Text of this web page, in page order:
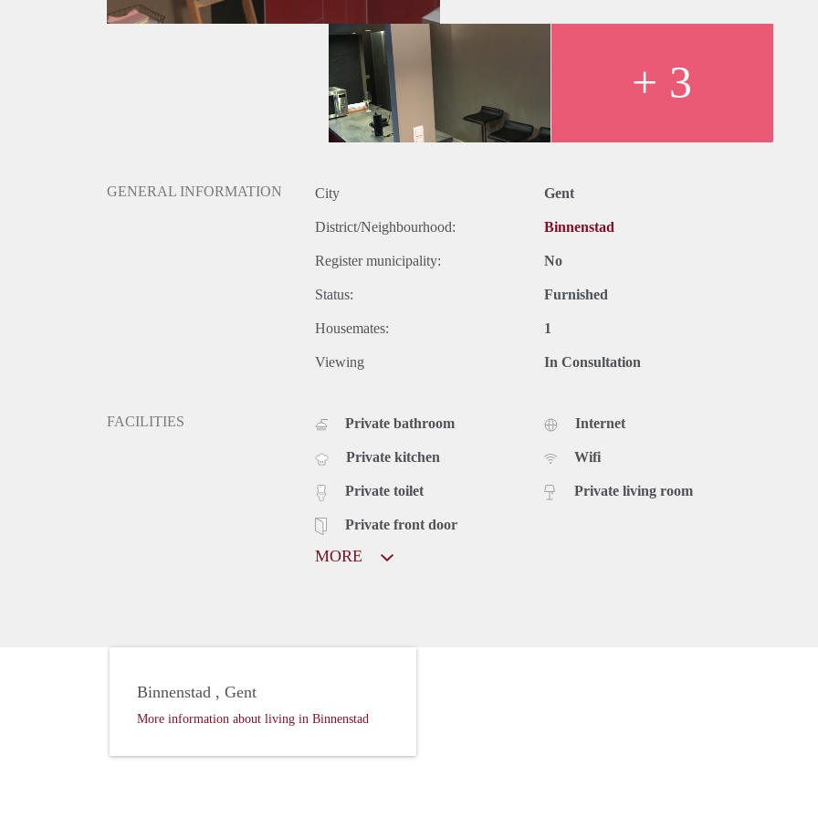
+ 3
GENERAL INFORMATION City Gent
District/Neighbourhood: Binnenstad
Register municipality: No
Status: Furnished
Housemates: 1
Viewing In Consultation
FACILITIES Private bathroom
Private kitchen
Private toilet
Private front door
Internet
Wifi
Private living room
MORE
Binnenstad , Gent
More information about living in Binnenstad